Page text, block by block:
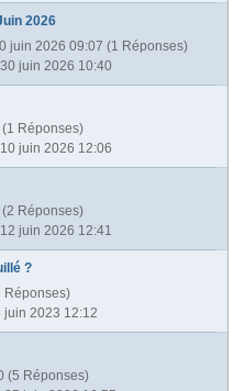
2026
juin 2026 09:07 (1 Réponses)
30 juin 2026 10:40
Réponses)
10 juin 2026 12:06
Réponses)
12 juin 2026 12:41
?
Réponses)
juin 2023 12:12
(5 Réponses)